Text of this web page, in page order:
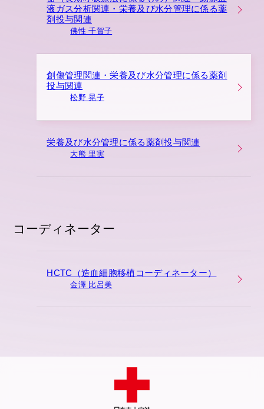
液ガス分析関連・栄養及び水分管理に係る薬
剤投与関連
佛性 千賀子
創傷管理関連・栄養及び水分管理に係る薬剤
投与関連
松野 晃子
栄養及び水分管理に係る薬剤投与関連
大熊 里実
コーディネーター
HCTC（造血細胞移植コーディネーター）
金澤 比呂美